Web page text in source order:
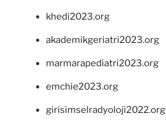
khedi2023.org
akademikgeriatri2023.org
marmarapediatri2023.org
emchie2023.org
girisimselradyoloji2022.org